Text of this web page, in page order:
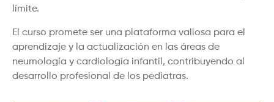
límite.
El curso promete ser una plataforma valiosa para el
aprendizaje y la actualización en las áreas de
neumología y cardiología infantil, contribuyendo al
desarrollo profesional de los pediatras.